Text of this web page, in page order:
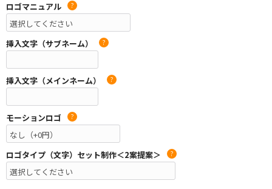
ロゴマニュアル ?
挿入文字（サブネーム） ?
挿入文字（メインネーム） ?
モーションロゴ ?
ロゴタイプ（文字）セット制作＜2案提案＞ ?